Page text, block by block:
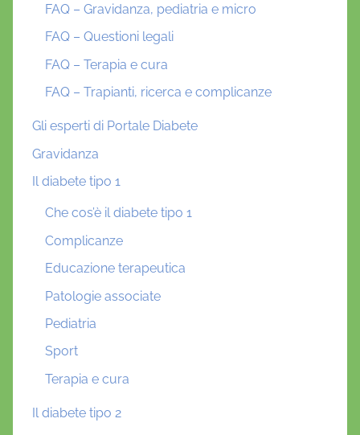
FAQ – Gravidanza, pediatria e micro
FAQ – Questioni legali
FAQ – Terapia e cura
FAQ – Trapianti, ricerca e complicanze
Gli esperti di Portale Diabete
Gravidanza
Il diabete tipo 1
Che cos’è il diabete tipo 1
Complicanze
Educazione terapeutica
Patologie associate
Pediatria
Sport
Terapia e cura
Il diabete tipo 2